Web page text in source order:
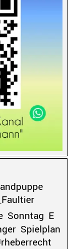
Sonntag E
Spielplan